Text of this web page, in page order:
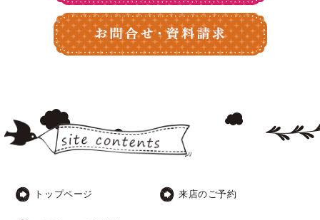
トップページ 来店のご予約